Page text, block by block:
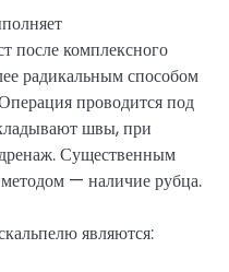
после комплексного
радикальным способом
проводится под
швы, при
Существенным
методом — наличие рубца.
являются: